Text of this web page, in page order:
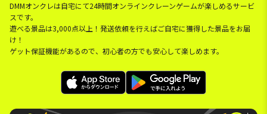
DMMオンクレは自宅にて24時間オンラインクレーンゲームが楽しめるサービ
スです。
遊べる景品は3,000点以上！発送依頼を行えばご自宅に獲得した景品をお届
け！
ゲット保証機能があるので、初心者の方でも安心して楽しめます。